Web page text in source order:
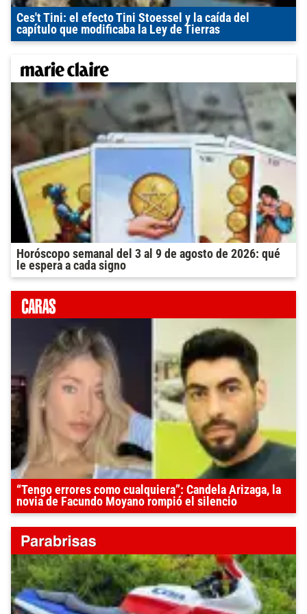
Ces't Tini: el efecto Tini Stoessel y la caída del
capítulo que modificaba la Ley de Tierras
Horóscopo semanal del 3 al 9 de agosto de 2026: qué
le espera a cada signo
“Tengo errores como cualquiera”: Candela Arizaga, la
novia de Facundo Moyano rompió el silencio